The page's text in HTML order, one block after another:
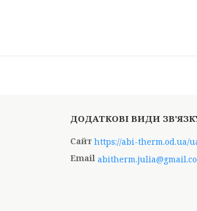
https://abi-therm.od.ua/